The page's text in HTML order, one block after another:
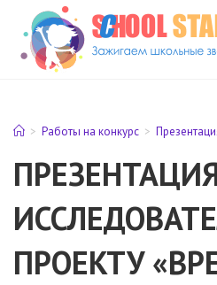
Перейти
содержимому
> Работы на конкурс >
ПРОЕКТУ